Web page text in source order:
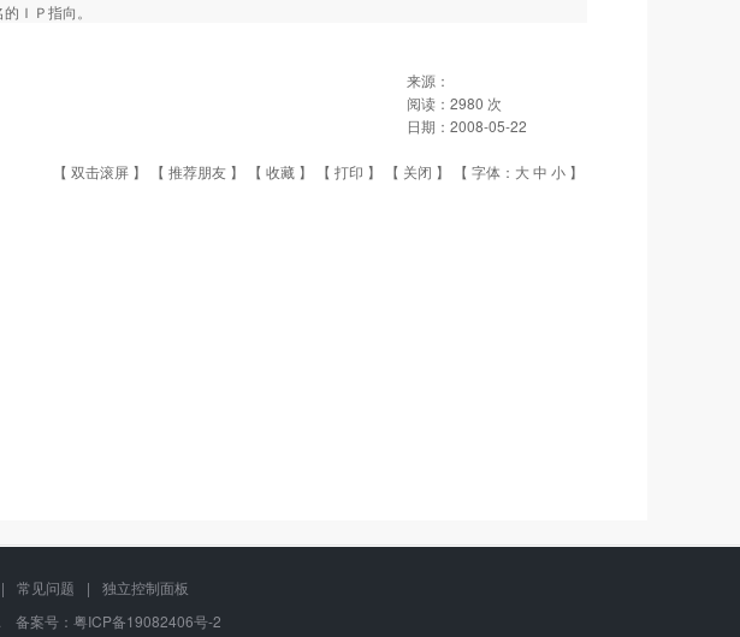
ＩＰ指向。
来源：
阅读： 2980 次
日期： 2008-05-22
【 双击滚屏 】 【 推荐朋友 】 【 收藏 】 【 打印 】 【 关闭 】 【 字体： 大中 小 】
| 常见问题 |
独立控制面板
备案号： 粤ICP备19082406号-2